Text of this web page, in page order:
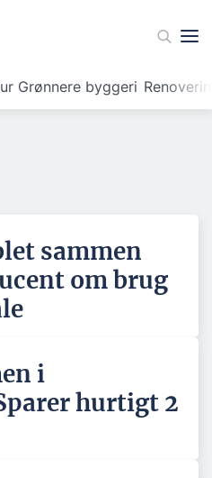
Grønnere byggeri
sammen
om brug
i
hurtigt 2